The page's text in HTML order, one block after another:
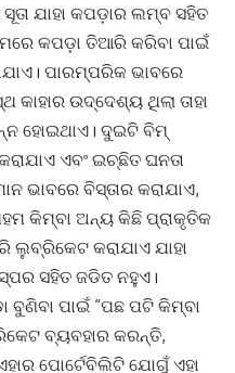
ଯାହା କପଡ଼ାର ଲମ୍ବ ସହିତ
କପଡ଼ା ତିଆରି କରିବା ପାଇଁ
ପାରମ୍ପରିକ ଭାବରେ
କାହାର ଉଦ୍ଦେଶ୍ୟ ଥିଲା ତାହା
ହୋଇଥାଏ। ଦୁଇଟି ବିମ୍
ଏବଂ ଇଚ୍ଛିତ ଘନତା
ଭାବରେ ବିସ୍ତାର କରାଯାଏ,
କିମ୍ବା ଅନ୍ୟ କିଛି ପ୍ରାକୃତିକ
ଲୁବ୍ରିକେଟ କରାଯାଏ ଯାହା
ସହିତ ଜଡିତ ନହୁଏ।
ବୁଣିବା ପାଇଁ “ପଛ ପଟି କିମ୍ବା
ବ୍ୟବହାର କରନ୍ତି,
ପୋର୍ଟେବିଲିଟି ଯୋଗୁଁ ଏହା